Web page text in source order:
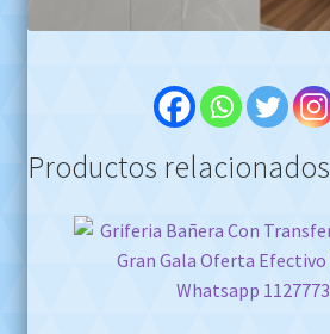
Productos relacionados